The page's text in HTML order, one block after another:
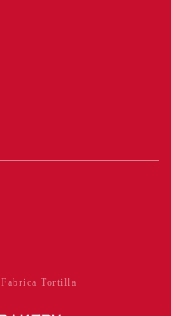
Fabrica Tortilla